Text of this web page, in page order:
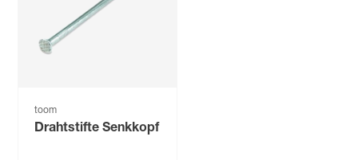
toom
Drahtstifte Senkkopf